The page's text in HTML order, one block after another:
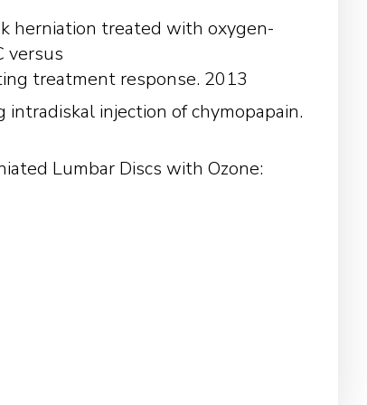
herniation treated with oxygen-
versus
treatment response. 2013
injection of chymopapain.
Lumbar Discs with Ozone: